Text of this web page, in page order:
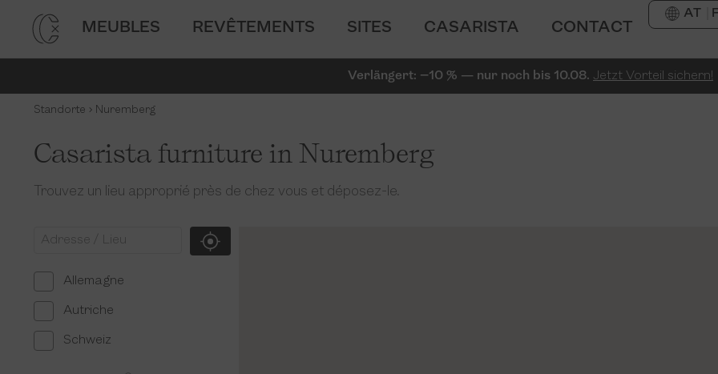
MEUBLES REVÊTEMENTS SITES CASARISTA CONTACT
AT
Verlängert: −10 % — nur noch bis 10.08. Jetzt Vorteil sichern!
Standorte Nuremberg
Casarista furniture in Nuremberg
Trouvez un lieu approprié près de chez vous et déposez-le.
Allemagne
Autriche
Schweiz